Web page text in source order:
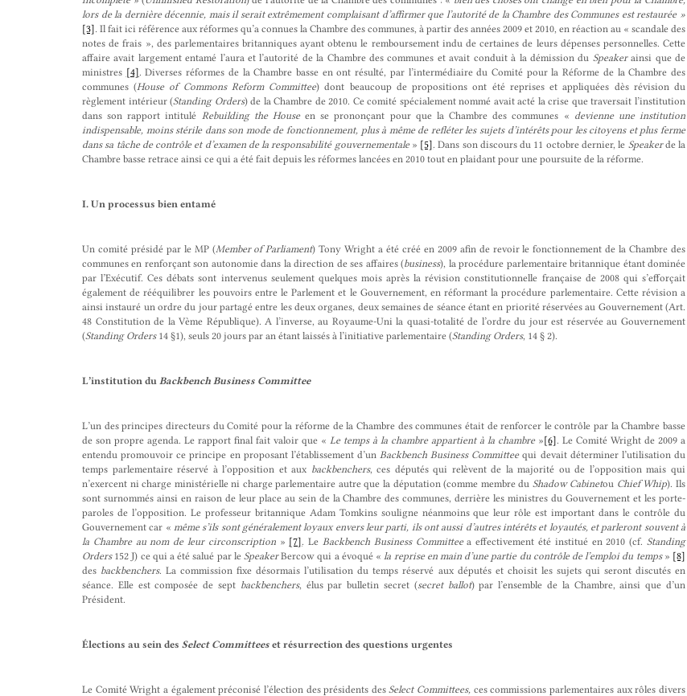
lors de la dernière décennie, mais il serait extrêmement complaisant d’affirmer que l’autorité de la Chambre des Communes est restaurée »
[3] Il fait ici référence aux réformes qu’a connues la Chambre des communes, à partir des années 2009 et 2010, en réaction au « scandale des
notes de frais », des parlementaires britanniques ayant obtenu le remboursement indu de certaines de leurs dépenses personnelles. Cette
affaire avait largement entamé l’aura et l’autorité de la Chambre des communes et avait conduit à la démission du Speakerainsi que de
ministres [4]. Diverses réformes de la Chambre basse en ont résulté, par l’intermédiaire du Comité pour la Réforme de la Chambre des
communes (House of Commons Reform Committee) dont beaucoup de propositions ont été reprises et appliquées dès révision du
règlement intérieur (Standing Orders) de la Chambre de 2010. Ce comité spécialement nommé avait acté la crise que traversait l’institution
dans son rapport intitulé Rebuilding the Houseen se prononçant pour que la Chambre des communes « devienne une institution
indispensable, moins stérile dans son mode de fonctionnement, plus à même de refléter les sujets d’intérêts pour les citoyens et plus ferme
dans sa tâche de contrôle et d’examen de la responsabilité gouvernementale » [5]. Dans son discours du 11 octobre dernier, le Speakerde la
Chambre basse retrace ainsi ce qui a été fait depuis les réformes lancées en 2010 tout en plaidant pour une poursuite de la réforme.
I. Un processus bien entamé
Un comité présidé par le MP (Member of Parliament) Tony Wright a été créé en 2009 afin de revoir le fonctionnement de la Chambre des
communes en renforçant son autonomie dans la direction de ses affaires (business), la procédure parlementaire britannique étant dominée
par l’Exécutif. Ces débats sont intervenus seulement quelques mois après la révision constitutionnelle française de 2008 qui s’efforçait
également de rééquilibrer les pouvoirs entre le Parlement et le Gouvernement, en réformant la procédure parlementaire. Cette révision a
ainsi instauré un ordre du jour partagé entre les deux organes, deux semaines de séance étant en priorité réservées au Gouvernement (Art.
48 Constitution de la Vème République). A l’inverse, au Royaume-Uni la quasi-totalité de l’ordre du jour est réservée au Gouvernement
(Standing Orders 14 §1), seuls 20 jours par an étant laissés à l’initiative parlementaire (Standing Orders, 14 § 2).
L’institution du Backbench Business Committee
L’un des principes directeurs du Comité pour la réforme de la Chambre des communes était de renforcer le contrôle par la Chambre basse
de son propre agenda. Le rapport final fait valoir que « Le temps à la chambre appartient à la chambre»[6]. Le Comité Wright de 2009 a
entendu promouvoir ce principe en proposant l’établissement d’un Backbench Business Committeequi devait déterminer l’utilisation du
temps parlementaire réservé à l’opposition et aux backbenchers, ces députés qui relèvent de la majorité ou de l’opposition mais qui
n’exercent ni charge ministérielle ni charge parlementaire autre que la députation (comme membre du Shadow Cabinetou Chief Whip). Ils
sont surnommés ainsi en raison de leur place au sein de la Chambre des communes, derrière les ministres du Gouvernement et les porte-
paroles de l’opposition. Le professeur britannique Adam Tomkins souligne néanmoins que leur rôle est important dans le contrôle du
Gouvernement car « même s’ils sont généralement loyaux envers leur parti, ils ont aussi d’autres intérêts et loyautés, et parleront souvent à
la Chambre au nom de leur circonscription» [7]. Le Backbench Business Committeea effectivement été institué en 2010 (cf.Standing
Orders152 J) ce qui a été salué par leSpeakerBercow qui a évoqué « la reprise en main d’une partie du contrôle de l’emploi du temps» [8]
des backbenchers. La commission fixe désormais l’utilisation du temps réservé aux députés et choisit les sujets qui seront discutés en
séance. Elle est composée de sept backbenchers, élus par bulletin secret (secret ballot) par l’ensemble de la Chambre, ainsi que d’un
Président.
Élections au sein des Select Committees et résurrection des questions urgentes
Le Comité Wright a également préconisé l’élection des présidents desSelect Committees, ces commissions parlementaires aux rôles divers